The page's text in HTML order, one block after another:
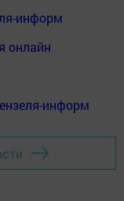
информ
онлайн
информ